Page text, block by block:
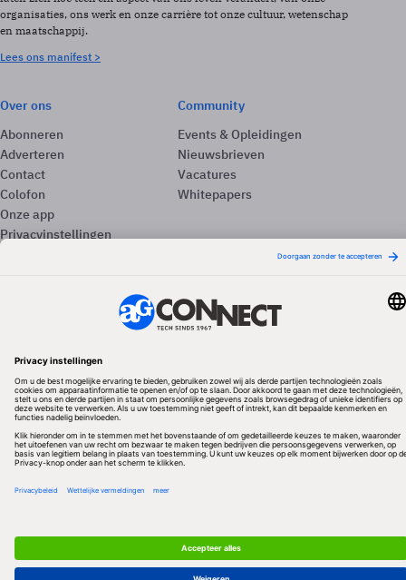
organisaties, ons werk en onze carrière tot onze cultuur, wetenschap
en maatschappij.
Lees ons manifest >
Over ons
Abonneren
Adverteren
Contact
Colofon
Onze app
Privacyinstellingen
Community
Events & Opleidingen
Nieuwsbrieven
Vacatures
Whitepapers
Redactionele partner
Algemene Voorwaarden & Copyrights
Privacy & Cookies